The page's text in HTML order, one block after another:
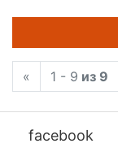
« 1 - 9 из 9
facebook